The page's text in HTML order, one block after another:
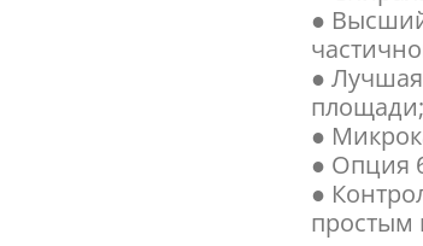
●
●
площади;
●
● Опция
●
простым